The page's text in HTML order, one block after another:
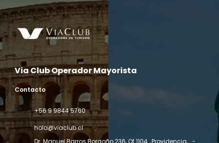
Via Club Operador Mayorista
Contacto
+56 9 9844 5760
hola@viaclub.cl